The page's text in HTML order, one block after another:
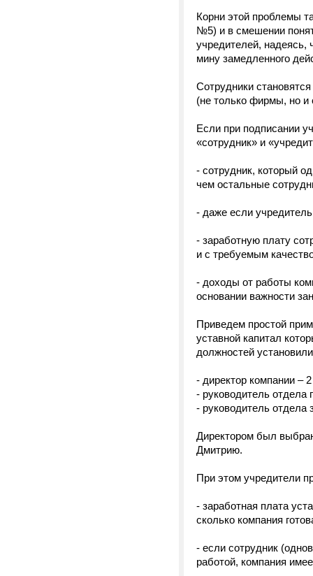
Корни этой проблемы
№5) и в смешении
учредителей, надеясь,
мину замедленного
Сотрудники
(не только фирмы, но и
Если при подписании
«сотрудник» и
- сотрудник, который
чем остальные
- даже если
- заработную плату
и с требуемым
- доходы от работы
основании важности
Приведем простой
уставной капитал
должностей
- директор компании –
- руководитель отдела
- руководитель отдела
Директором был
Дмитрию.
При этом учредители
- заработная плата
сколько компания
- если сотрудник
работой, компания